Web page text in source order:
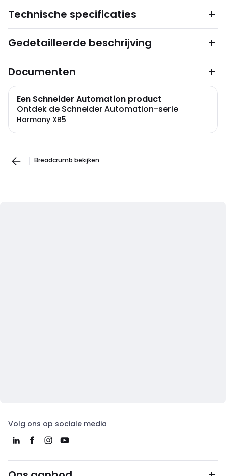
Technische specificaties
Gedetailleerde beschrijving
Documenten
Een Schneider Automation product
Ontdek de Schneider Automation-serie
Harmony XB5
Breadcrumb bekijken
Volg ons op sociale media